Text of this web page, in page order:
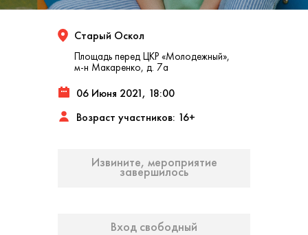
Старый Оскол
Площадь перед ЦКР «Молодежный»,
м-н Макаренко, д. 7а
06 Июня 2021, 18:00
Возраст участников: 16+
Извините, мероприятие
завершилось
Вход свободный